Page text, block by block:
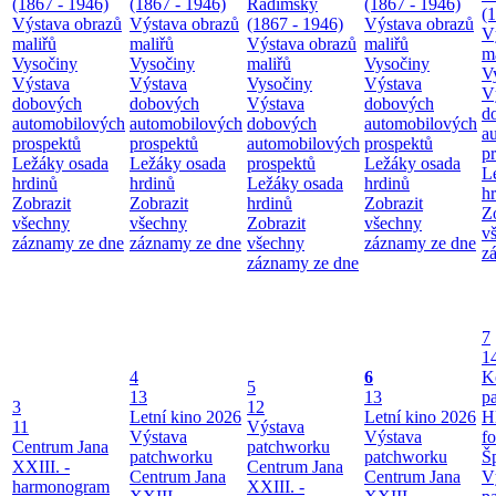
(1867 - 1946)
Výstava obrazů
maliřů
Vysočiny
Výstava
dobových
automobilových
prospektů
Ležáky osada
hrdinů
Zobrazit
všechny
záznamy ze dne
(1867 - 1946)
Výstava obrazů
maliřů
Vysočiny
Výstava
dobových
automobilových
prospektů
Ležáky osada
hrdinů
Zobrazit
všechny
záznamy ze dne
Radimský
(1867 - 1946)
Výstava obrazů
maliřů
Vysočiny
Výstava
dobových
automobilových
prospektů
Ležáky osada
hrdinů
Zobrazit
všechny
záznamy ze dne
(1867 - 1946)
Výstava obrazů
maliřů
Vysočiny
Výstava
dobových
automobilových
prospektů
Ležáky osada
hrdinů
Zobrazit
všechny
záznamy ze dne
3
11
Centrum Jana
XXIII. -
harmonogram
4
13
Letní kino 2026
Výstava
patchworku
Centrum Jana
5
12
Výstava
patchworku
Centrum Jana
XXIII. -
6
13
Letní kino 2026
Výstava
patchworku
Centrum Jana
7